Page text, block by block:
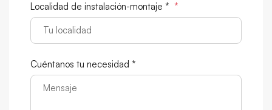
Localidad de instalación-montaje * *
Cuéntanos tu necesidad *